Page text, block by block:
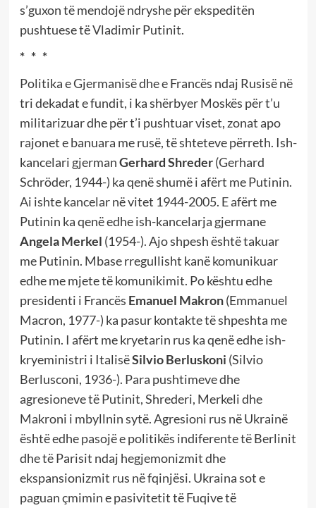
s’guxon të mendojë ndryshe për ekspeditën
pushtuese të Vladimir Putinit.
* * *
Politika e Gjermanisë dhe e Francës ndaj Rusisë në
tri dekadat e fundit, i ka shërbyer Moskës për t’u
militarizuar dhe për t’i pushtuar viset, zonat apo
rajonet e banuara me rusë, të shteteve përreth. Ish-
kancelari gjermanGerhard Shreder(Gerhard
Schröder, 1944-) ka qenë shumë i afërt me Putinin.
Ai ishte kancelar në vitet 1944-2005. E afërt me
Putinin ka qenë edhe ish-kancelarja gjermane
Angela Merkel (1954-). Ajo shpesh është takuar
me Putinin. Mbase rregullisht kanë komunikuar
edhe me mjete të komunikimit. Po kështu edhe
presidenti i Francës Emanuel Makron(Emmanuel
Macron, 1977-) ka pasur kontakte të shpeshta me
Putinin. I afërt me kryetarin rus ka qenë edhe ish-
kryeministri i ItalisëSilvio Berluskoni (Silvio
Berlusconi, 1936-). Para pushtimeve dhe
agresioneve të Putinit, Shrederi, Merkeli dhe
Makroni i mbyllnin sytë. Agresioni rus në Ukrainë
është edhe pasojë e politikës indiferente të Berlinit
dhe të Parisit ndaj hegjemonizmit dhe
ekspansionizmit rus në fqinjësi. Ukraina sot e
paguan çmimin e pasivitetit të Fuqive të